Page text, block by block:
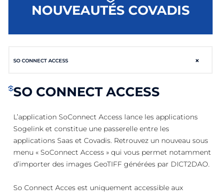
NOUVEAUTÉS COVADIS
×
SO CONNECT ACCESS
SO CONNECT ACCESS
L’application SoConnect Access lance les applications
Sogelink et constitue une passerelle entre les
applications Saas et Covadis. Retrouvez un nouveau sous
menu « SoConnect Access » qui vous permet notamment
d’importer des images GeoTIFF générées par DICT2DAO.
So Connect Acces est uniquement accessible aux